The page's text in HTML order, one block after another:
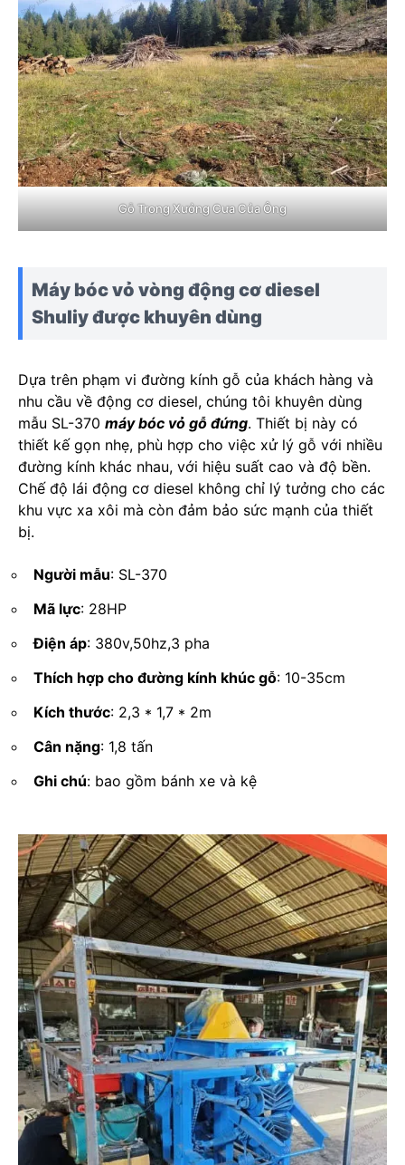
Gỗ Trong Xưởng Cưa Của Ông
Máy bóc vỏ vòng động cơ diesel
Shuliy được khuyên dùng
Dựa trên phạm vi đường kính gỗ của khách hàng và
nhu cầu về động cơ diesel, chúng tôi khuyên dùng
mẫu SL-370 máy bóc vỏ gỗ đứng. Thiết bị này có
thiết kế gọn nhẹ, phù hợp cho việc xử lý gỗ với nhiều
đường kính khác nhau, với hiệu suất cao và độ bền.
Chế độ lái động cơ diesel không chỉ lý tưởng cho các
khu vực xa xôi mà còn đảm bảo sức mạnh của thiết
bị.
Người mẫu: SL-370
Mã lực: 28HP
Điện áp: 380v,50hz,3 pha
Thích hợp cho đường kính khúc gỗ: 10-35cm
Kích thước: 2,3 * 1,7 * 2m
Cân nặng: 1,8 tấn
Ghi chú: bao gồm bánh xe và kệ